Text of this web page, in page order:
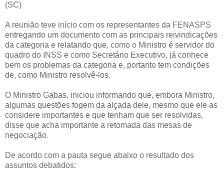
(SC)
A reunião teve início com os representantes da FENASPS
entregando um documento com as principais reivindicações
da categoria e relatando que, como o Ministro é servidor do
quadro do INSS e como Secretário Executivo, já conhece
bem os problemas da categoria e, portanto tem condições
de, como Ministro resolvê-los.
O Ministro Gabas, iniciou informando que, embora Ministro,
algumas questões fogem da alçada dele, mesmo que ele as
considere importantes e que tenham que ser resolvidas,
disse que acha importante a retomada das mesas de
negociação.
De acordo com a pauta segue abaixo o resultado dos
assuntos debatidos: